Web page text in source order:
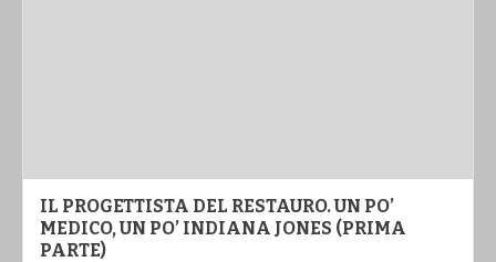
IL PROGETTISTA DEL RESTAURO. UN PO’
MEDICO, UN PO’ INDIANA JONES (PRIMA
PARTE)